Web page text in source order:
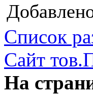
Список
Сайт
На